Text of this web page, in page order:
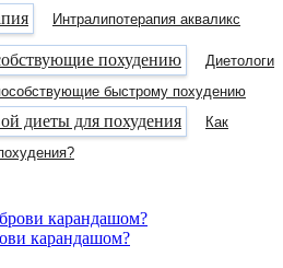
Интралипотерапия акваликс
Диетологи
быстрому похудению
Как
карандашом?